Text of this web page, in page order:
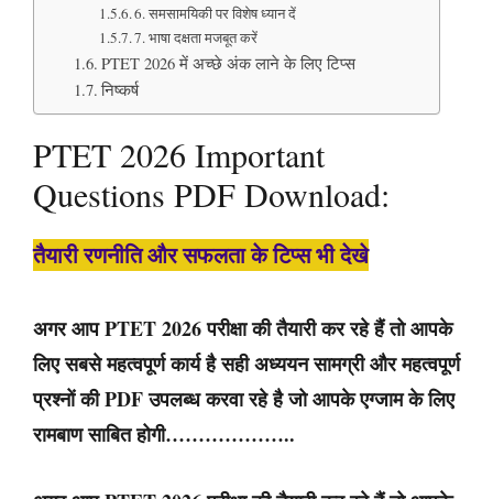
6. समसामयिकी पर विशेष ध्यान दें
7. भाषा दक्षता मजबूत करें
PTET 2026 में अच्छे अंक लाने के लिए टिप्स
निष्कर्ष
PTET 2026 Important
Questions PDF Download:
तैयारी रणनीति और सफलता के टिप्स भी देखे
अगर आप PTET 2026 परीक्षा की तैयारी कर रहे हैं तो आपके
लिए सबसे महत्वपूर्ण कार्य है सही अध्ययन सामग्री और महत्वपूर्ण
प्रश्नों की PDF उपलब्ध करवा रहे है जो आपके एग्जाम के लिए
रामबाण साबित होगी………………..